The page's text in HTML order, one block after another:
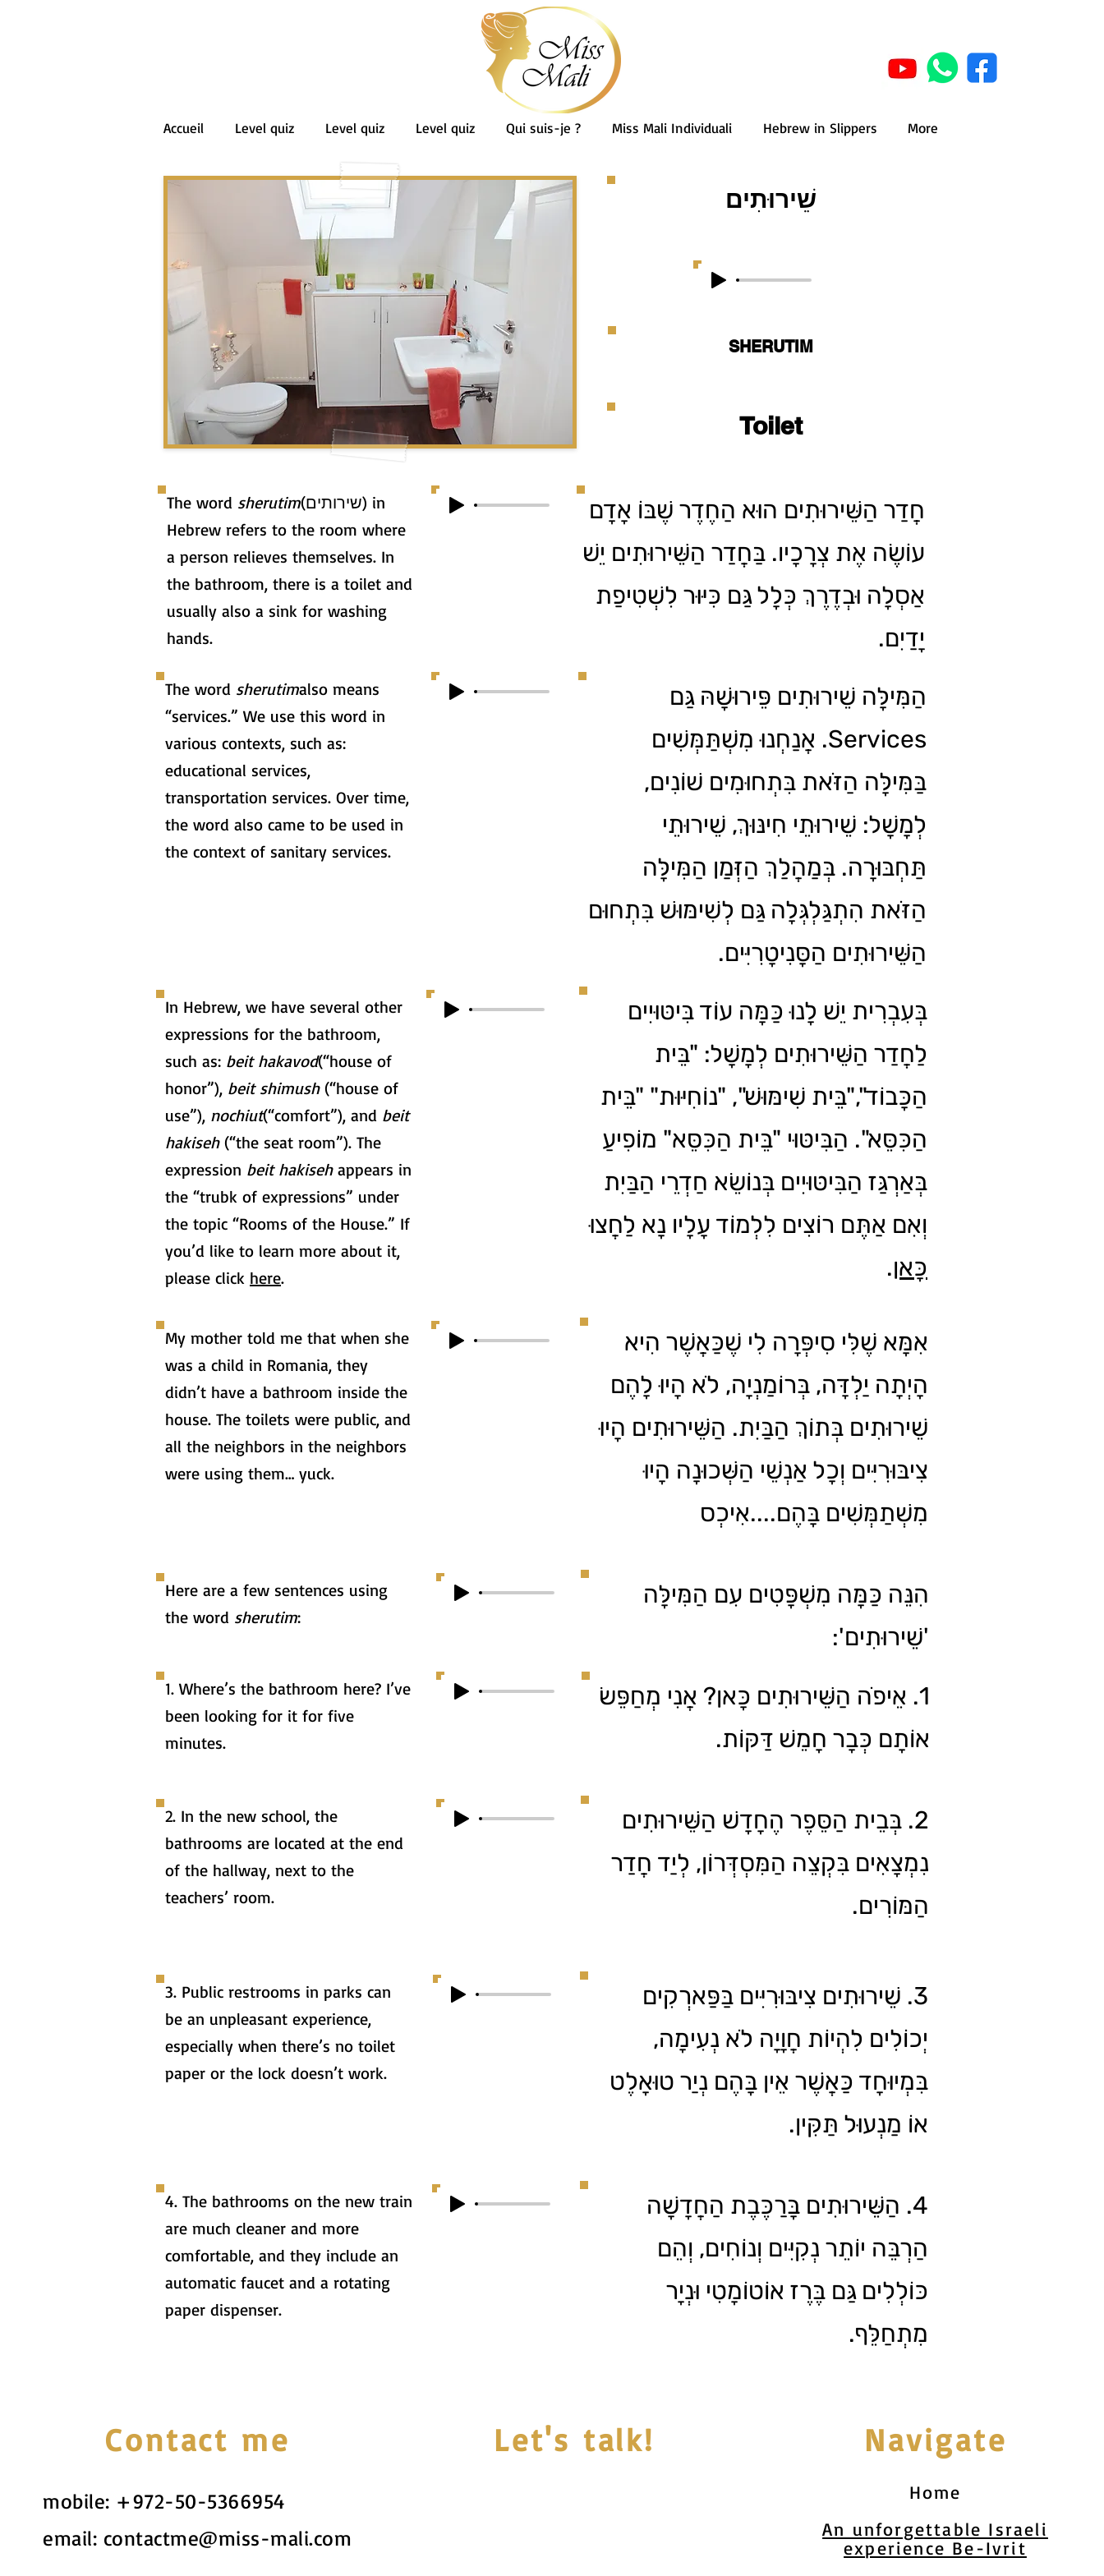
Accueil Level quiz Level quiz Level quiz Qui suis-je ? Miss Mali Individuali Hebrew in Slippers More
שֵׁירוּתִים
SHERUTIM
Toilet
The word sherutim(שירותים) in
Hebrew refers to the room where
a person relieves themselves. In
the bathroom, there is a toilet and
usually also a sink for washing
hands.
חֲדַר הַשֵּׁירוּתִים הוּא הַחֶדֶר שֶׁבּוֹ אָדָם
עוֹשֶׂה אֶת צְרָכָיו. בַּחֲדַר הַשֵּׁירוּתִים יֵשׁ
אַסְלָה וּבְדֶרֶךְ כְּלָל גַּם כִּיּוּר לִשְׁטִיפַת
יָדַיִם.
The word sherutimalso means
“services.” We use this word in
various contexts, such as:
educational services,
transportation services. Over time,
the word also came to be used in
the context of sanitary services.
הַמִּילָּה שֵׁירוּתִים פֵּירוּשָׁהּ גַּם
Services. אֲנַחְנוּ מִשְׁתַּמְּשִׁים
בַּמִּילָּה הַזֹּאת בִּתְחוּמִים שׁוֹנִים,
לְמָשָׁל: שֵׁירוּתֵי חִינּוּךְ, שֵׁירוּתֵי
תַּחְבּוּרָה. בְּמַהֲלַךְ הַזְּמַן הַמִּילָּה
הַזֹּאת הִתְגַּלְגְּלָה גַּם לְשִׁימּוּשׁ בִּתְחוּם
הַשֵּׁירוּתִים הַסָּנִיטָרִיִּים.
In Hebrew, we have several other
expressions for the bathroom,
such as: beit hakavod(“house of
honor”), beit shimush(“house of
use”), nochiut(“comfort”), and beit
hakiseh(“the seat room”). The
expression beit hakisehappears in
the “trubk of expressions” under
the topic “Rooms of the House.” If
you’d like to learn more about it,
please click here.
בְּעִבְרִית יֵשׁ לָנוּ כַּמָּה עוֹד בִּיטּוּיִים
לַחֲדַר הַשֵּׁירוּתִים לְמָשָׁל: "בֵּית
הַכָּבוֹד","בֵּית שִׁימּוּשׁ", "נוֹחִיּוּת" "בֵּית
הַכִּסֵּא". הַבִּיטּוּי "בֵּית הַכִּסֵּא" מוֹפִיעַ
בְּאַרְגַּז הַבִּיטּוּיִים בְּנוֹשֵׂא חַדְרֵי הַבַּיִת
וְאִם אַתֶּם רוֹצִים לִלְמוֹד עָלָיו נָא לַחֲצוּ
כָּאן.
My mother told me that when she
was a child in Romania, they
didn’t have a bathroom inside the
house. The toilets were public, and
all the neighbors in the neighbors
were using them… yuck.
אִמָּא שֶׁלִּי סִיפְּרָה לִי שֶׁכַּאֲשֶׁר הִיא
הָיְתָה יַלְדָּה, בְּרוֹמַנְיָה, לֹא הָיוּ לָהֶם
שֵׁירוּתִים בְּתוֹךְ הַבַּיִת. הַשֵּׁירוּתִים הָיוּ
צִיבּוּרִיִּים וְכָל אַנְשֵׁי הַשְּׁכוּנָה הָיוּ
מִשְׁתַמְּשִׁים בָּהֶם....אִיכְס
Here are a few sentences using
the word sherutim:
הִנֵּה כַּמָּה מִשְׁפָּטִים עִם הַמִּילָּה
'שֵׁירוּתִים':
1. Where’s the bathroom here? I’ve
been looking for it for five
minutes.
1. אֵיפֹה הַשֵּׁירוּתִים כָּאן? אֲנִי מְחַפֵּשׂ
אוֹתָם כְּבָר חָמֵשׁ דַּקּוֹת.
2. In the new school, the
bathrooms are located at the end
of the hallway, next to the
teachers’ room.
2. בְּבֵית הַסֵּפֶר הֶחָדָשׁ הַשֵּׁירוּתִים
נִמְצָאִים בִּקְצֵה הַמִּסְדְּרוֹן, לְיַד חֲדַר
הַמּוֹרִים.
3. Public restrooms in parks can
be an unpleasant experience,
especially when there’s no toilet
paper or the lock doesn’t work.
3. שֵׁירוּתִים צִיבּוּרִיִּים בַּפַּארְקִים
יְכוֹלִים לִהְיוֹת חֲוָיָה לֹא נְעִימָה,
בִּמְיוּחָד כַּאֲשֶׁר אֵין בָּהֶם נְיַר טוּאָלֶט
אוֹ מַנְעוּל תַּקִּין.
4. The bathrooms on the new train
are much cleaner and more
comfortable, and they include an
automatic faucet and a rotating
paper dispenser.
4. הַשֵּׁירוּתִים בָּרַכֶּבֶת הַחֲדָשָׁה
הַרְבֵּה יוֹתֵר נְקִיִּים וְנוֹחִים, וְהֵם
כּוֹלְלִים גַּם בֶּרֶז אוֹטוֹמָטִי וּנְיָר
מִתְחַלֵּף.
Contact me
mobile: +972-50-5366954
email: contactme@miss-mali.com
Let's talk! Navigate
Home
An unforgettable Israeli
experience Be-Ivrit